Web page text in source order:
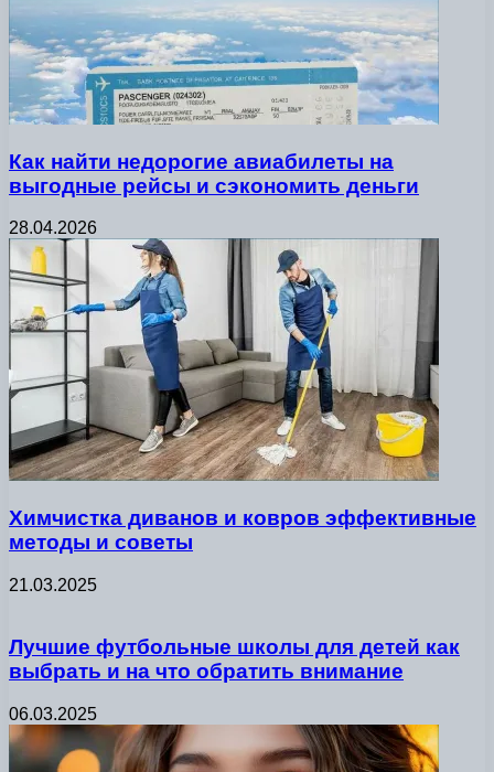
Как найти недорогие авиабилеты на
выгодные рейсы и сэкономить деньги
28.04.2026
Химчистка диванов и ковров эффективные
методы и советы
21.03.2025
Лучшие футбольные школы для детей как
выбрать и на что обратить внимание
06.03.2025